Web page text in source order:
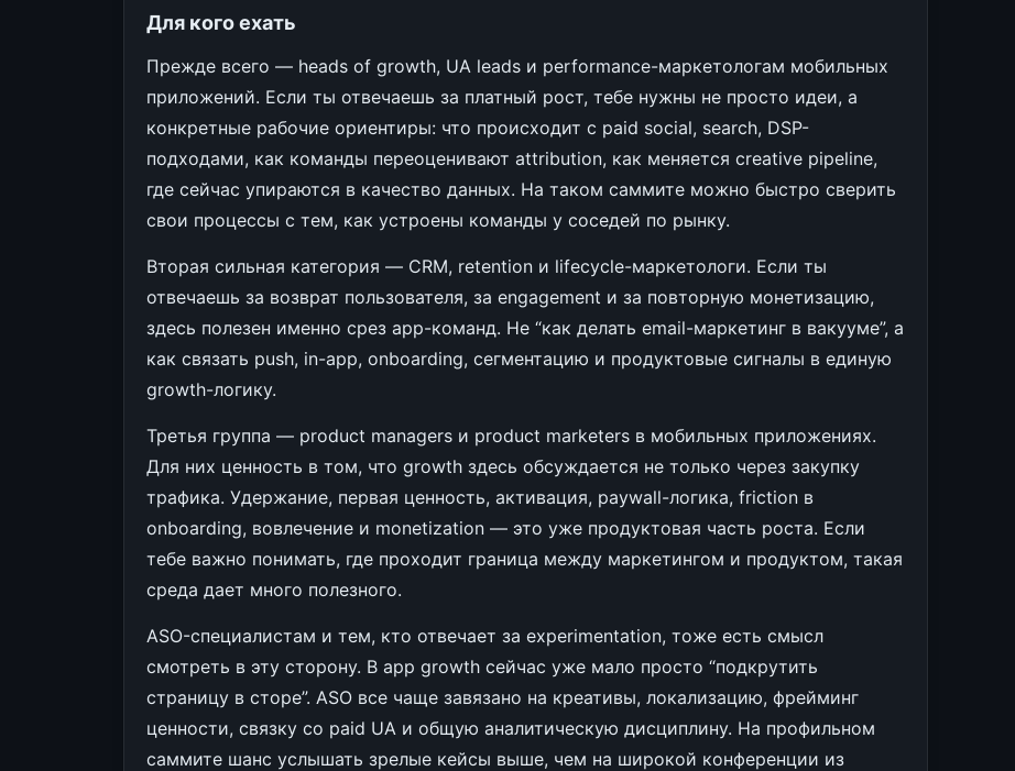
Для кого ехать
Прежде всего — heads of growth, UA leads и performance-маркетологам мобильных
приложений. Если ты отвечаешь за платный рост, тебе нужны не просто идеи, а
конкретные рабочие ориентиры: что происходит с paid social, search, DSP-
подходами, как команды переоценивают attribution, как меняется creative pipeline,
где сейчас упираются в качество данных. На таком саммите можно быстро сверить
свои процессы с тем, как устроены команды у соседей по рынку.
Вторая сильная категория — CRM, retention и lifecycle-маркетологи. Если ты
отвечаешь за возврат пользователя, за engagement и за повторную монетизацию,
здесь полезен именно срез app-команд. Не “как делать email-маркетинг в вакууме”, а
как связать push, in-app, onboarding, сегментацию и продуктовые сигналы в единую
growth-логику.
Третья группа — product managers и product marketers в мобильных приложениях.
Для них ценность в том, что growth здесь обсуждается не только через закупку
трафика. Удержание, первая ценность, активация, paywall-логика, friction в
onboarding, вовлечение и monetization — это уже продуктовая часть роста. Если
тебе важно понимать, где проходит граница между маркетингом и продуктом, такая
среда дает много полезного.
ASO-специалистам и тем, кто отвечает за experimentation, тоже есть смысл
смотреть в эту сторону. В app growth сейчас уже мало просто “подкрутить
страницу в сторе”. ASO все чаще завязано на креативы, локализацию, фрейминг
ценности, связку со paid UA и общую аналитическую дисциплину. На профильном
саммите шанс услышать зрелые кейсы выше, чем на широкой конференции из